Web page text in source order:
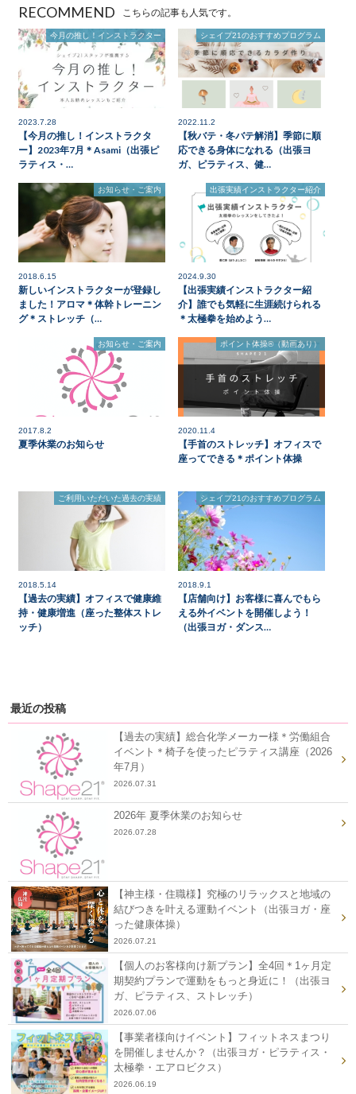
RECOMMEND こちらの記事も人気です。
今月の推し！インストラクター
2023.7.28
【今月の推し！インストラクタ
ー】2023年7月＊Asami（出張ピ
ラティス・…
シェイプ21のおすすめプログラム
2022.11.2
【秋バテ・冬バテ解消】季節に順
応できる身体になれる（出張ヨ
ガ、ピラティス、健…
お知らせ・ご案内
2018.6.15
新しいインストラクターが登録し
ました！アロマ＊体幹トレーニン
グ＊ストレッチ（…
出張実績インストラクター紹介
2024.9.30
【出張実績インストラクター紹
介】誰でも気軽に生涯続けられる
＊太極拳を始めよう…
お知らせ・ご案内
2017.8.2
夏季休業のお知らせ
ポイント体操®（動画あり）
2020.11.4
【手首のストレッチ】オフィスで
座ってできる＊ポイント体操
ご利用いただいた過去の実績
2018.5.14
【過去の実績】オフィスで健康維
持・健康増進（座った整体ストレ
ッチ）
シェイプ21のおすすめプログラム
2018.9.1
【店舗向け】お客様に喜んでもら
える外イベントを開催しよう！
（出張ヨガ・ダンス…
最近の投稿
【過去の実績】総合化学メーカー様＊労働組合
イベント＊椅子を使ったピラティス講座（2026
年7月）
2026.07.31
2026年 夏季休業のお知らせ
2026.07.28
【神主様・住職様】究極のリラックスと地域の
結びつきを叶える運動イベント（出張ヨガ・座
った健康体操）
2026.07.21
【個人のお客様向け新プラン】全4回＊1ヶ月定
期契約プランで運動をもっと身近に！（出張ヨ
ガ、ピラティス、ストレッチ）
2026.07.06
【事業者様向けイベント】フィットネスまつり
を開催しませんか？（出張ヨガ・ピラティス・
太極拳・エアロビクス）
2026.06.19